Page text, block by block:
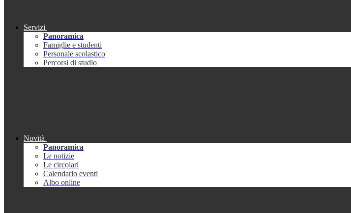
Servizi
Panoramica
Famiglie e studenti
Personale scolastico
Percorsi di studio
Novità
Panoramica
Le notizie
Le circolari
Calendario eventi
Albo online